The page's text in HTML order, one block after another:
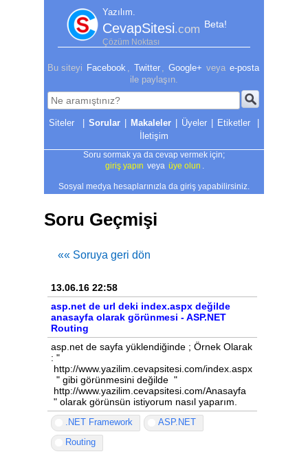
Yazılım.
CevapSitesi.com Beta!
Çözüm Noktası
Bu siteyi Facebook Twitter Google+ veya e-posta
ile paylaşın.
| Sorular | Makaleler | Üyeler | Etiketler
|
İletişim
Soru sormak ya da cevap vermek için;
giriş yapın veya üye olun
Sosyal medya hesaplarınızla da giriş yapabilirsiniz.
Soru Geçmişi
«« Soruya geri dön
13.06.16 22:58
asp.net de url deki index.aspx değilde
anasayfa olarak görünmesi - ASP.NET
Routing
asp.net de sayfa yüklendiğinde ; Örnek Olarak
: "
http://www.yazilim.cevapsitesi.com/index.aspx
" gibi görünmesini değilde "
http://www.yazilim.cevapsitesi.com/Anasayfa
" olarak görünsün istiyorum nasıl yaparım.
.NET Framework
ASP.NET
Routing